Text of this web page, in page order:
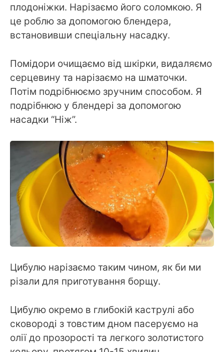
плодоніжки. Нарізаємо його соломкою. Я
це роблю за допомогою блендера,
встановивши спеціальну насадку.
Помідори очищаємо від шкірки, видаляємо
серцевину та нарізаємо на шматочки.
Потім подрібнюємо зручним способом. Я
подрібнюю у блендері за допомогою
насадки “Ніж”.
Цибулю нарізаємо таким чином, як би ми
різали для приготування борщу.
Цибулю окремо в глибокій каструлі або
сковороді з товстим дном пасеруємо на
олії до прозорості та легкого золотистого